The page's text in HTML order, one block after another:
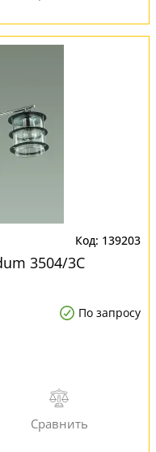
139203
3504/3C
По запросу